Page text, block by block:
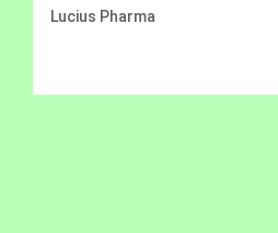
Lucius Pharma